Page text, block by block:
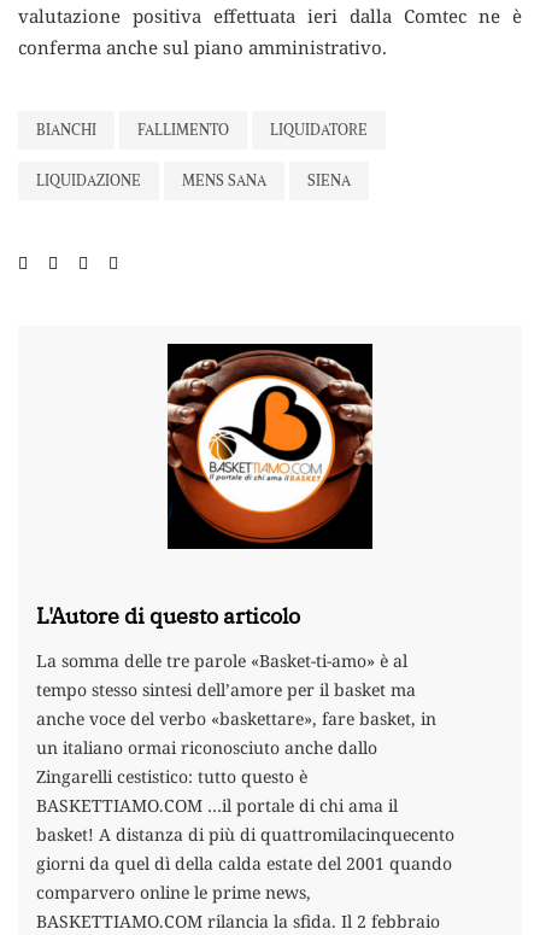
valutazione positiva effettuata ieri dalla Comtec ne è
conferma anche sul piano amministrativo.
BIANCHI FALLIMENTO LIQUIDATORE
LIQUIDAZIONE MENS SANA SIENA
L'Autore di questo articolo
La somma delle tre parole «Basket-ti-amo» è al
tempo stesso sintesi dell’amore per il basket ma
anche voce del verbo «baskettare», fare basket, in
un italiano ormai riconosciuto anche dallo
Zingarelli cestistico: tutto questo è
BASKETTIAMO.COM …il portale di chi ama il
basket! A distanza di più di quattromilacinquecento
giorni da quel dì della calda estate del 2001 quando
comparvero online le prime news,
BASKETTIAMO.COM rilancia la sfida. Il 2 febbraio